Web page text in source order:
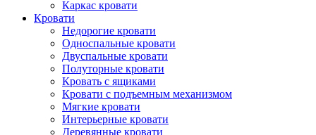
Каркас кровати
Кровати
Недорогие кровати
Односпальные кровати
Двуспальные кровати
Полуторные кровати
Кровать с ящиками
Кровати с подъемным механизмом
Мягкие кровати
Интерьерные кровати
Деревянные кровати